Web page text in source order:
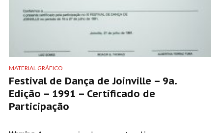
MATERIAL GRÁFICO
Festival de Dança de Joinville – 9a.
Edição – 1991 – Certificado de
Participação